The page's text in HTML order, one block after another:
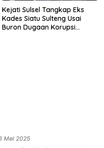
Kejati Sulsel Tangkap Eks
Kades Siatu Sulteng Usai
Buron Dugaan Korupsi
Mei 2025